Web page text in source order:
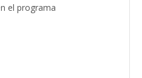
el programa